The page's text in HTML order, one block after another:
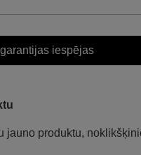
iespējas
jauno produktu,